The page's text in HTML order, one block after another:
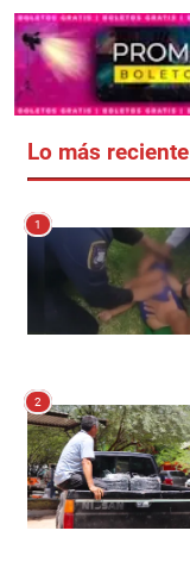
Lo más reciente
1
2